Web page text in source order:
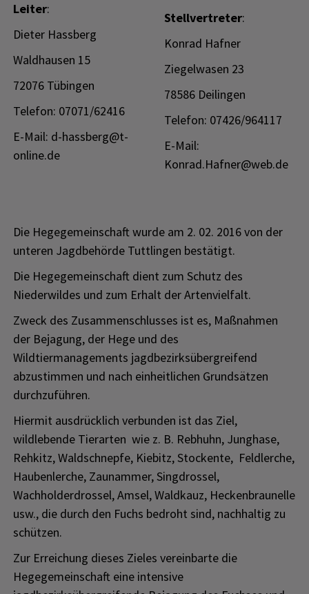
Leiter:
Dieter Hassberg
Waldhausen 15
72076 Tübingen
Telefon: 07071/62416
E-Mail: d-hassberg@t-
online.de
Stellvertreter:
Konrad Hafner
Ziegelwasen 23
78586 Deilingen
Telefon: 07426/964117
E-Mail:
Konrad.Hafner@web.de
Die Hegegemeinschaft wurde am 2. 02. 2016 von der
unteren Jagdbehörde Tuttlingen bestätigt.
Die Hegegemeinschaft dient zum Schutz des
Niederwildes und zum Erhalt der Artenvielfalt.
Zweck des Zusammenschlusses ist es, Maßnahmen
der Bejagung, der Hege und des
Wildtiermanagements jagdbezirksübergreifend
abzustimmen und nach einheitlichen Grundsätzen
durchzuführen.
Hiermit ausdrücklich verbunden ist das Ziel,
wildlebende Tierarten wie z. B. Rebhuhn, Junghase,
Rehkitz, Waldschnepfe, Kiebitz, Stockente, Feldlerche,
Haubenlerche, Zaunammer, Singdrossel,
Wachholderdrossel, Amsel, Waldkauz, Heckenbraunelle
usw., die durch den Fuchs bedroht sind, nachhaltig zu
schützen.
Zur Erreichung dieses Zieles vereinbarte die
Hegegemeinschaft eine intensive